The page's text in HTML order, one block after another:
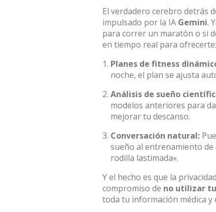
El verdadero cerebro detrás
impulsado por la IA Gemini.
para correr un maratón o si
en tiempo real para ofrecerte:
Planes de fitness
noche, el plan se ajusta
Análisis de sueño
modelos anteriores para
mejorar tu descanso.
Conversación natural:
sueño al entrenamiento de
rodilla lastimada».
Y el hecho es que la
compromiso de no utilizar
toda tu información médica y